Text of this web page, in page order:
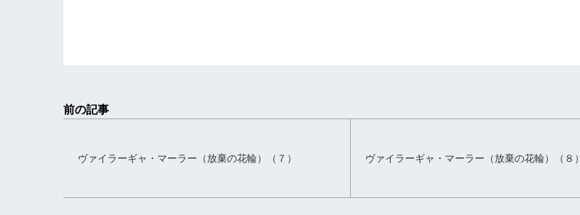
前の記事
ヴァイラーギャ・マーラー（放棄の花輪）（７） ヴァイラーギャ・マーラー（放棄の花輪）（８）